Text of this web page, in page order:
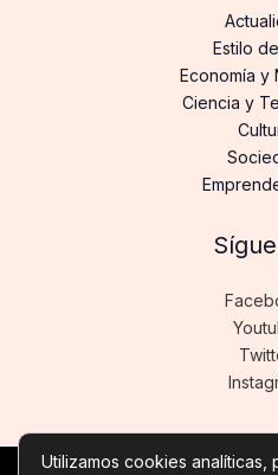
Estilo
Economía y
Ciencia y
Utilizamos cookies